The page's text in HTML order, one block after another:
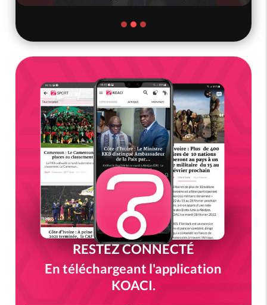
RESTEZ CONNECTÉ
En téléchargeant l'application
KOACI.